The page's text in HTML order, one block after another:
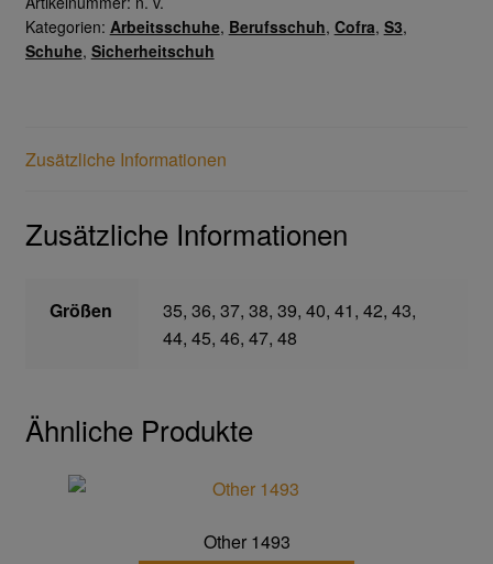
Anschlagpuffer
Hebebänder
Rundschlingen
Schläuche und Armaturen
Schmierstoffe
Sicherheitsschränke
Kategorien: Arbeitsschuhe, Berufsschuh, Cofra, S3,
Schuhe, Sicherheitschuh
Zusätzliche Informationen
Zusätzliche Informationen
Größen
35, 36, 37, 38, 39, 40, 41, 42, 43,
44, 45, 46, 47, 48
Ähnliche Produkte
Other 1493